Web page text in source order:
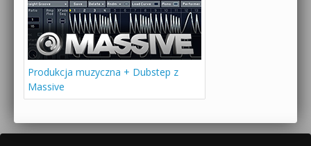
Produkcja muzyczna + Dubstep z
Massive